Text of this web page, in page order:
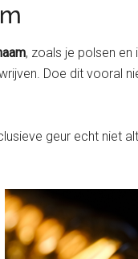
, zoals je polsen en
Doe dit vooral
geur echt niet